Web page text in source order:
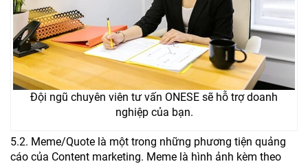
Đội ngũ chuyên viên tư vấn ONESE sẽ hỗ trợ doanh
nghiệp của bạn.
5.2. Meme/Quote là một trong những phương tiện quảng
cáo của Content marketing. Meme là hình ảnh kèm theo